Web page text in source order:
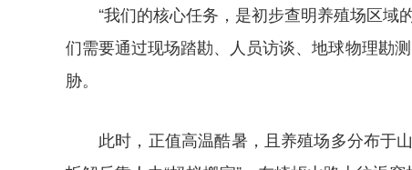
“我们的核心任务，是初步查明养殖场区
们需要通过现场踏勘、人员访谈、地球物理勘
胁。
此时，正值高温酷暑，且养殖场多分布于